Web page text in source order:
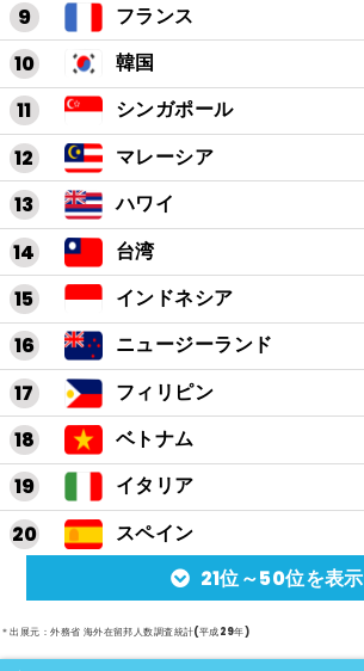
フランス
韓国
シンガポール
マレーシア
ハワイ
台湾
インドネシア
ニュージーランド
フィリピン
ベトナム
イタリア
スペイン
アルゼンチン
メキシコ
21位～50位を表示
＊出展元：外務省 海外在留邦人数調査統計(平成29年)